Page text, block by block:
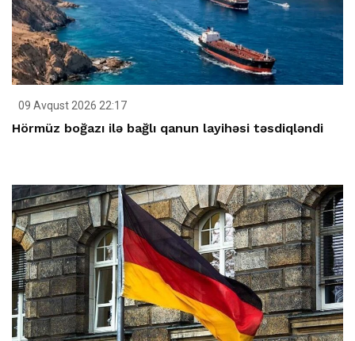
09 Avqust 2026 22:17
Hörmüz boğazı ilə bağlı qanun layihəsi təsdiqləndi